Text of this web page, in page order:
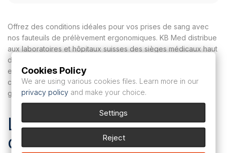
Offrez des conditions idéales pour vos prises de sang avec
nos fauteuils de prélèvement ergonomiques. KB Med distribue
aux laboratoires et hôpitaux suisses des sièges médicaux haut
de gamme (gamme Greiner), équipés d’accoudoirs ajustables
et de la position d’urgence de Trendelenburg. Sécurisez le
confort de vos patients et prévenez les malaises vagaux
grâce à un mobilier clinique fiable et sécurisant.
L’ergonomie au service
du prélèvement sanguin
Cookies Policy
We are using various cookies files. Learn more in our
privacy policy and make your choice.
Settings
Reject